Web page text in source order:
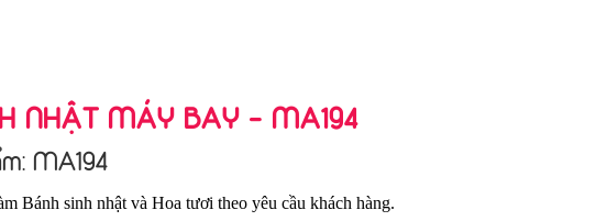
NHẬT MÁY BAY - MA194
MA194
Bánh sinh nhật và Hoa tươi theo yêu cầu khách hàng.